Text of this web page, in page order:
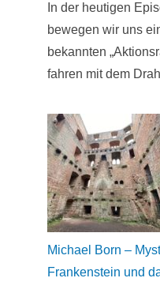
In der heutigen
bewegen wir uns
bekannten
fahren mit dem
Michael Born –
Frankenstein und